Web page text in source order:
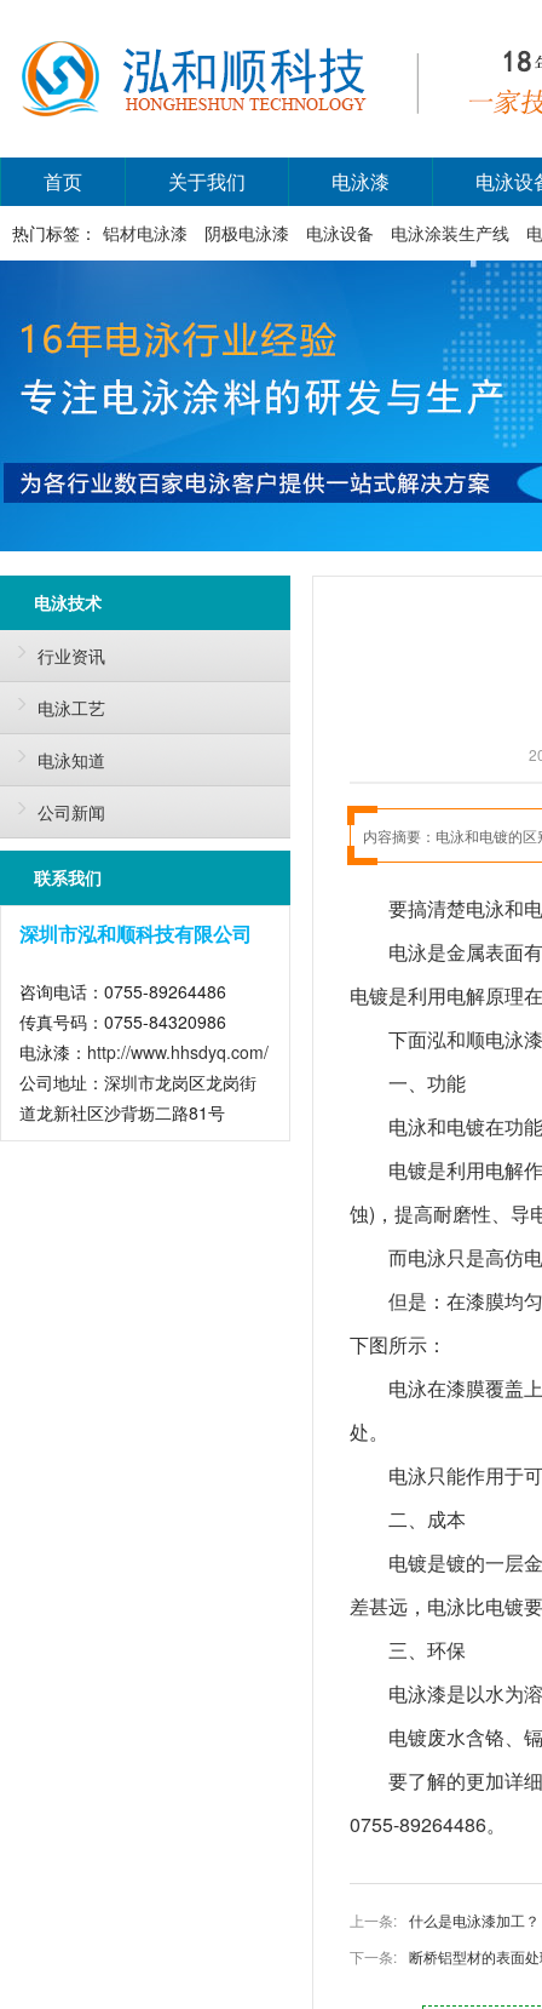
首页 关于我们 电泳漆 电泳设
热门标签： 铝材电泳漆 阴极电泳漆 电泳设备 电泳涂装生产线
电泳技术
行业资讯
电泳工艺
电泳知道
公司新闻
联系我们
深圳市泓和顺科技有限公司
咨询电话：0755-89264486
传真号码：0755-84320986
电泳漆： http://www.hhsdyq.com/
公司地址：深圳市龙岗区龙岗街
道龙新社区沙背坜二路81号
内容摘要： 电泳和电镀的
要搞清楚电泳和
电泳是金属表面
电镀是利用电解原理
下面泓和顺电泳
一、功能
电泳和电镀在功
电镀是利用电解
蚀)，提高耐磨性、导
而电泳只是高仿
但是：在漆膜均
下图所示：
电泳在漆膜覆盖
处。
电泳只能作用于
二、成本
电镀是镀的一层
差甚远，电泳比电镀
三、环保
电泳漆是以水为
电镀废水含铬、
要了解的更加详
0755-89264486。
上一条: 什么是电泳漆加工？
下一条: 断桥铝型材的表面